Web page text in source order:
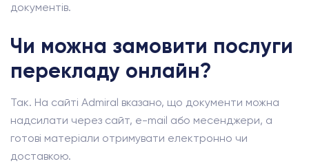
документів.
Чи можна замовити послуги
перекладу онлайн?
Так. На сайті Admiral вказано, що документи можна
надсилати через сайт, e-mail або месенджери, а
готові матеріали отримувати електронно чи
доставкою.